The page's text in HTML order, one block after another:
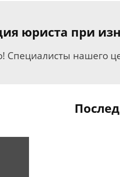
юриста при
Специалисты нашего